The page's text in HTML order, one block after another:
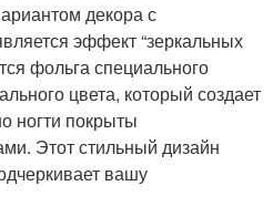
декора с
эффект “зеркальных
фольга специального
цвета, который создает
ногти покрыты
Этот стильный дизайн
вашу